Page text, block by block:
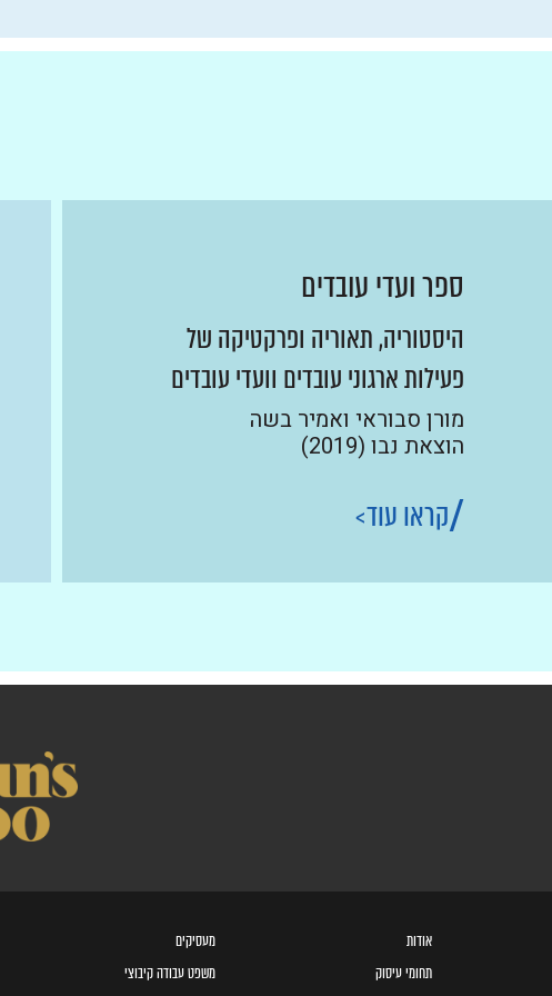
ספר ועדי עובדים
היסטוריה, תאוריה ופרקטיקה של
פעילות ארגוני עובדים וועדי עובדים
מורן סבוראי ואמיר בשה
הוצאת נבו (2019)
קראו עוד
אודות
תחומי עיסוק
מעסיקים
משפט עבודה קיבוצי